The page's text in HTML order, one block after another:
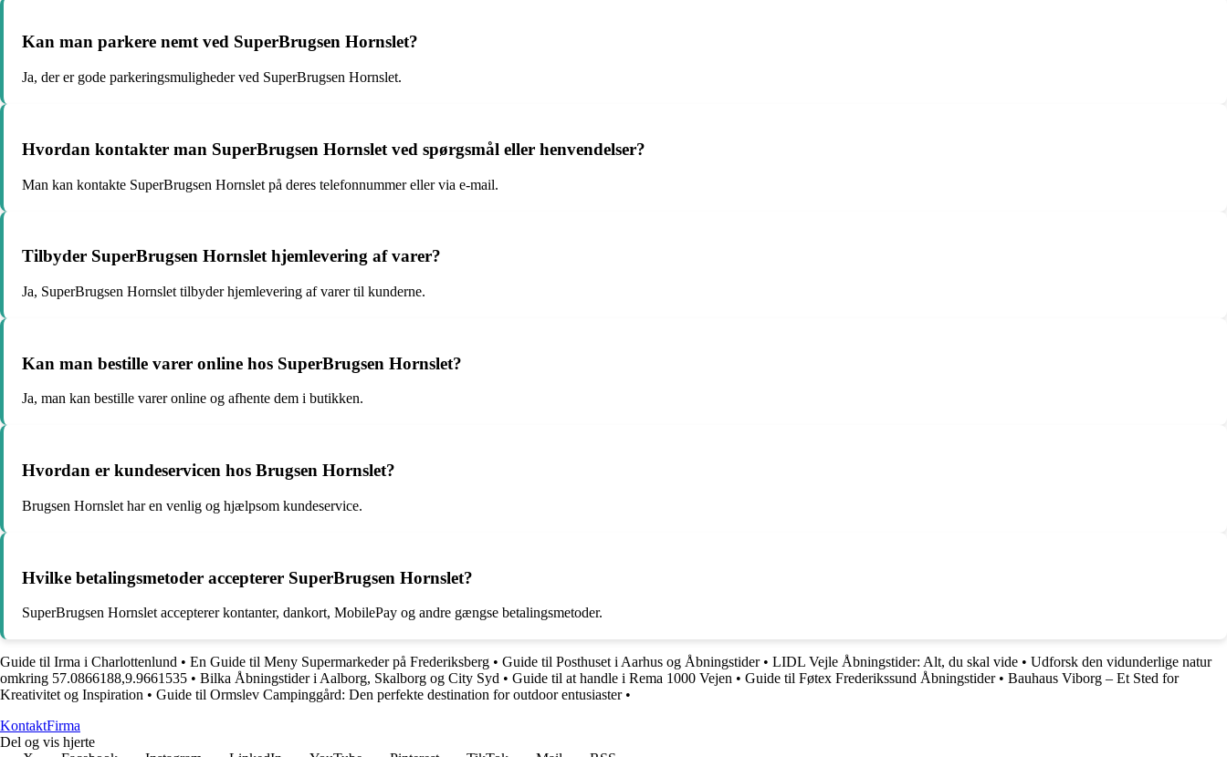
Kan man parkere nemt ved SuperBrugsen Hornslet?
Ja, der er gode parkeringsmuligheder ved SuperBrugsen Hornslet.
Hvordan kontakter man SuperBrugsen Hornslet ved spørgsmål eller henvendelser?
Man kan kontakte SuperBrugsen Hornslet på deres telefonnummer eller via e-mail.
Tilbyder SuperBrugsen Hornslet hjemlevering af varer?
Ja, SuperBrugsen Hornslet tilbyder hjemlevering af varer til kunderne.
Kan man bestille varer online hos SuperBrugsen Hornslet?
Ja, man kan bestille varer online og afhente dem i butikken.
Hvordan er kundeservicen hos Brugsen Hornslet?
Brugsen Hornslet har en venlig og hjælpsom kundeservice.
Hvilke betalingsmetoder accepterer SuperBrugsen Hornslet?
SuperBrugsen Hornslet accepterer kontanter, dankort, MobilePay og andre gængse betalingsmetoder.
Guide til Irma i Charlottenlund • En Guide til Meny Supermarkeder på Frederiksberg • Guide til Posthuset i Aarhus og Åbningstider• LIDL Vejle Åbningstider: Alt, du skal vide • Udforsk den vidunderlige natur
omkring 57.0866188,9.9661535 • Bilka Åbningstider i Aalborg, Skalborg og City Syd • Guide til at handle i Rema 1000 Vejen • Guide til Føtex Frederikssund Åbningstider• Bauhaus Viborg – Et Sted for
Kreativitet og Inspiration • Guide til Ormslev Campinggård: Den perfekte destination for outdoor entusiaster•
KontaktFirma
Del og vis hjerte